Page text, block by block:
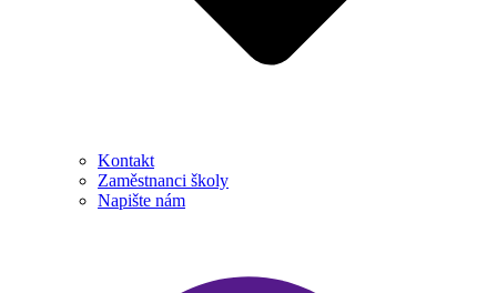
Kontakt
Zaměstnanci školy
Napište nám